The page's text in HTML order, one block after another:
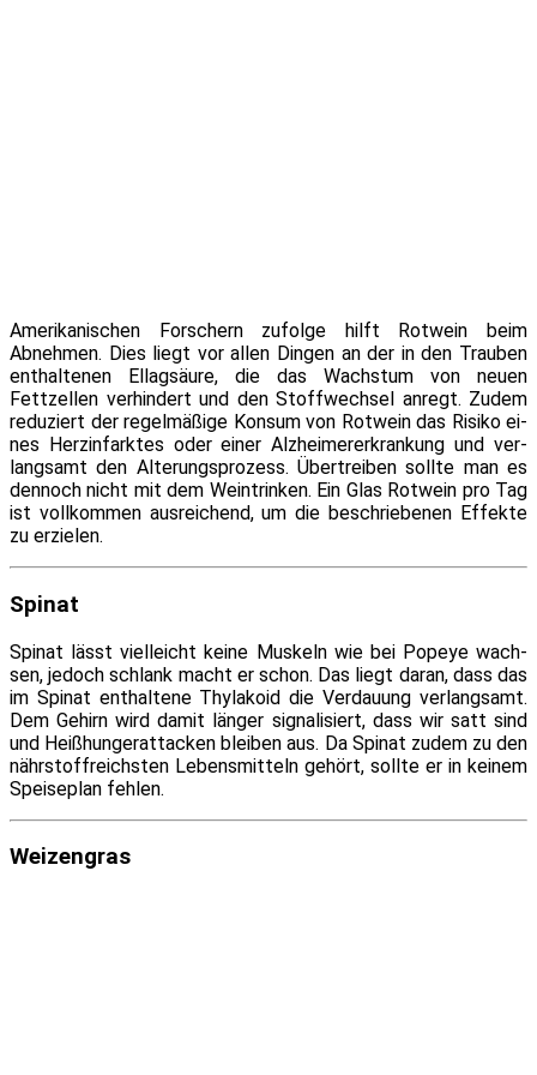
Amerikanischen Forschern zu­fol­ge hilft Rotwein beim
Abnehmen. Dies liegt vor al­len Dingen an der in den Trauben
ent­hal­te­nen Ellagsäure, die das Wachstum von neu­en
Fettzellen ver­hin­dert und den Stoffwechsel an­regt. Zudem
re­du­ziert der re­gel­mä­ßi­ge Konsum von Rotwein das Risiko ei­
nes Herzinfarktes oder ei­ner Alzheimererkrankung und ver­
lang­samt den Alterungsprozess. Übertreiben soll­te man es
den­noch nicht mit dem Weintrinken. Ein Glas Rotwein pro Tag
ist voll­kom­men aus­rei­chend, um die be­schrie­be­nen Effekte
zu erzielen.
Spinat
Spinat lässt viel­leicht kei­ne Muskeln wie bei Popeye wach­
sen, je­doch schlank macht er schon. Das liegt dar­an, dass das
im Spinat ent­hal­te­ne Thylakoid die Verdauung ver­lang­samt.
Dem Gehirn wird da­mit län­ger si­gna­li­siert, dass wir satt sind
und Heißhungerattacken blei­ben aus. Da Spinat zu­dem zu den
nähr­stoff­reichs­ten Lebensmitteln ge­hört, soll­te er in kei­nem
Speiseplan fehlen.
Weizengras